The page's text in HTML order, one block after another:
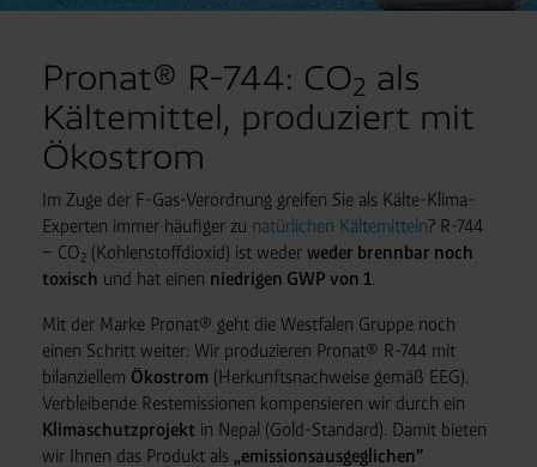
Pronat® R-744: CO2 als
Kältemittel, produziert mit
Ökostrom
Im Zuge der F-Gas-Verordnung greifen Sie als Kälte-Klima-
Experten immer häufiger zu natürlichen Kältemitteln? R-744
– CO2(Kohlenstoffdioxid) ist weder weder brennbar noch
toxisch und hat einen niedrigen GWP von 1.
Mit der Marke Pronat® geht die Westfalen Gruppe noch
einen Schritt weiter: Wir produzieren Pronat® R-744 mit
bilanziellem Ökostrom (Herkunfts­nachweise gemäß EEG).
Verbleibende Reste­missionen kompensieren wir durch ein
Klimaschutzprojekt in Nepal (Gold-Standard). Damit bieten
wir Ihnen das Produkt als „emissionsausgeglichen”